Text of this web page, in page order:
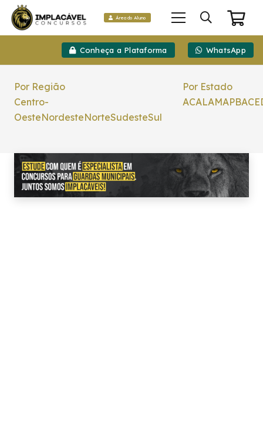
Área do Aluno
Conheça a Plataforma WhatsApp
Por Região
Centro-
OesteNordesteNorteSudesteSul
Por Estado
ACALAMAPBACE